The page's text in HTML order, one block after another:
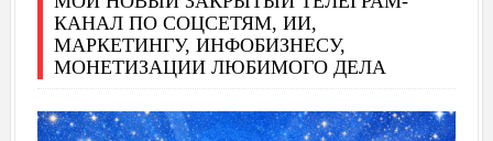
КАНАЛ ПО СОЦСЕТЯМ, ИИ,
МАРКЕТИНГУ, ИНФОБИЗНЕСУ,
МОНЕТИЗАЦИИ ЛЮБИМОГО ДЕЛА